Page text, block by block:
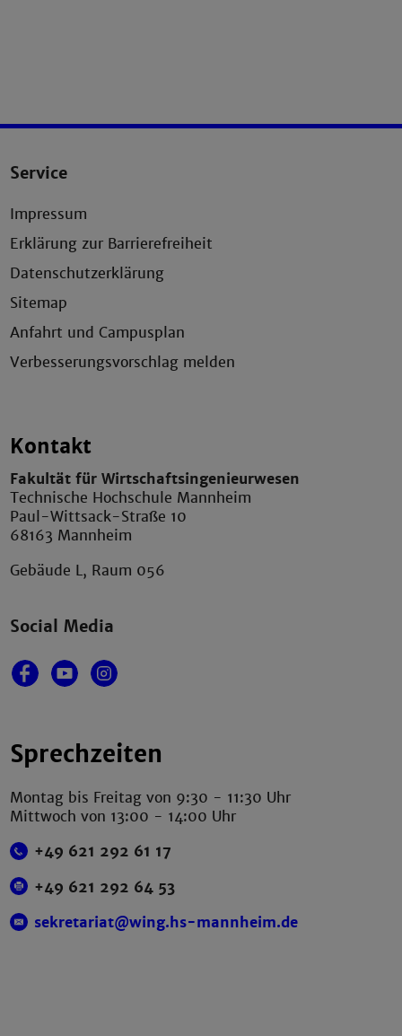
Service
Impressum
Erklärung zur Barrierefreiheit
Datenschutzerklärung
Sitemap
Anfahrt und Campusplan
Verbesserungsvorschlag melden
Kontakt
Fakultät für Wirtschaftsingenieurwesen
Technische Hochschule Mannheim
Paul-Wittsack-Straße 10
68163 Mannheim
Gebäude L, Raum 056
Social Media
Sprechzeiten
Montag bis Freitag von 9:30 - 11:30 Uhr
Mittwoch von 13:00 - 14:00 Uhr
+49 621 292 61 17
+49 621 292 64 53
sekretariat@wing.hs-mannheim.de